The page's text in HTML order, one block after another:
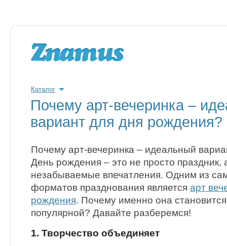
Каталог
Почему арт-вечеринка –
вариант для дня рождения?
Почему арт-вечеринка – идеальный
День рождения – это не просто праздник,
незабываемые впечатления. Одним из
форматов празднования является арт
рождения. Почему именно она
популярной? Давайте разберемся!
1. Творчество объединяет